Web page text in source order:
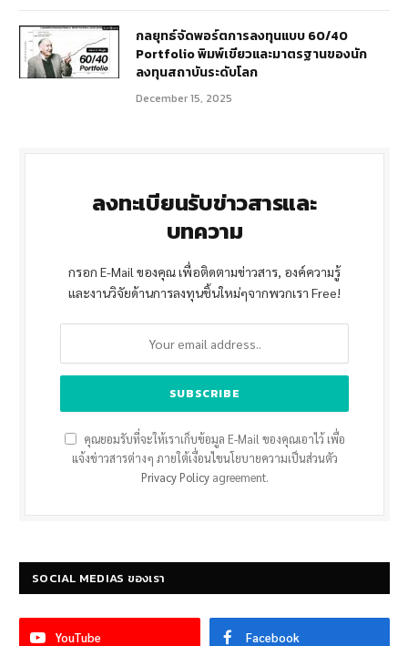
กลยุทธ์จัดพอร์ตการลงทุนแบบ 60/40
Portfolio พิมพ์เขียวและมาตรฐานของนัก
ลงทุนสถาบันระดับโลก
December 15, 2025
ลงทะเบียนรับข่าวสารและ
บทความ
กรอก E-Mail ของคุณ เพื่อติดตามข่าวสาร, องค์ความรู้
และงานวิจัยด้านการลงทุนชิ้นใหม่ๆจากพวกเรา Free!
คุณยอมรับที่จะให้เราเก็บข้อมูล E-Mail ของคุณเอาไว้ เพื่อ
แจ้งข่าวสารต่างๆ ภายใต้เงื่อนไขนโยบายความเป็นส่วนตัว
Privacy Policyagreement.
SOCIAL MEDIAS ของเรา
YouTube Facebook